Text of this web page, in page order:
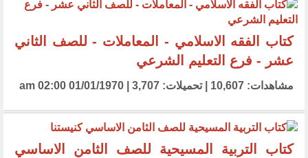
كتاب الفقه الاسلامي - المعاملات - للصف الثاني
عشر - فرع التعليم الشرعي
مشاهدات: 10,607 | تحميلات: 3,707 | 01/01/1970 02:00 am
كتاب التربية المسيحية للصف الثامن الاساسي